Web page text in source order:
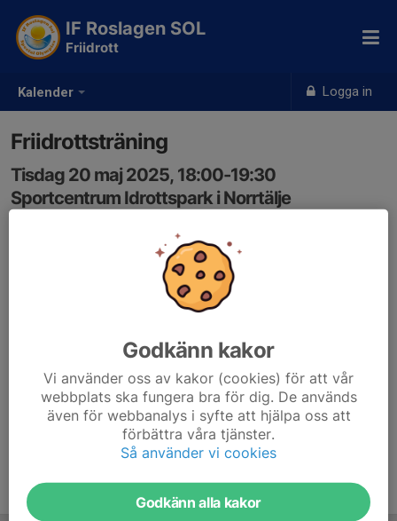
Kalender Logga in
IF Roslagen SOL
Friidrott
Friidrottsträning
Tisdag 20 maj 2025, 18:00-19:30
Sportcentrum Idrottspark i Norrtälje
Godkänn kakor
Vi använder oss av kakor (cookies) för att vår
webbplats ska fungera bra för dig. De används
även för webbanalys i syfte att hjälpa oss att
förbättra våra tjänster.
Så använder vi cookies
Godkänn alla kakor